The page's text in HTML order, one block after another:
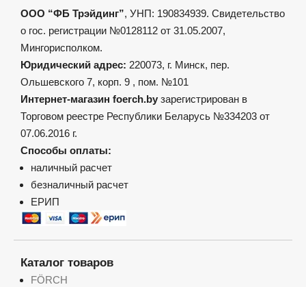
ООО “ФБ Трэйдинг”, УНП: 190834939. Свидетельство
о гос. регистрации №0128112 от 31.05.2007,
Мингорисполком.
Юридический адрес: 220073, г. Минск, пер.
Ольшевского 7, корп. 9 , пом. №101
Интернет-магазин foerch.by зарегистрирован в
Торговом реестре Республики Беларусь №334203 от
07.06.2016 г.
Способы оплаты:
наличный расчет
безналичный расчет
ЕРИП
Каталог товаров
FÖRCH